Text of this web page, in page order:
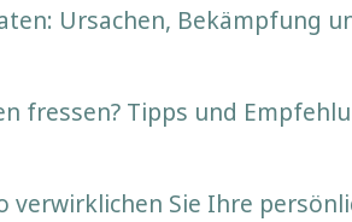
Ursachen, Bekämpfung
fressen? Tipps und
verwirklichen Sie Ihre